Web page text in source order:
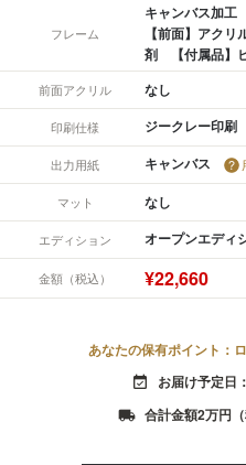
フレーム
キャンバス加工
【前面】アク
剤 【付属品】
前面アクリル なし
印刷仕様 ジークレー印刷
出力用紙 キャンバス
マット なし
エディション オープンエディ
金額（税込） ¥22,660
あなたの保有ポイント：
event_available お届け予定日
local_shipping 合計金額2万円